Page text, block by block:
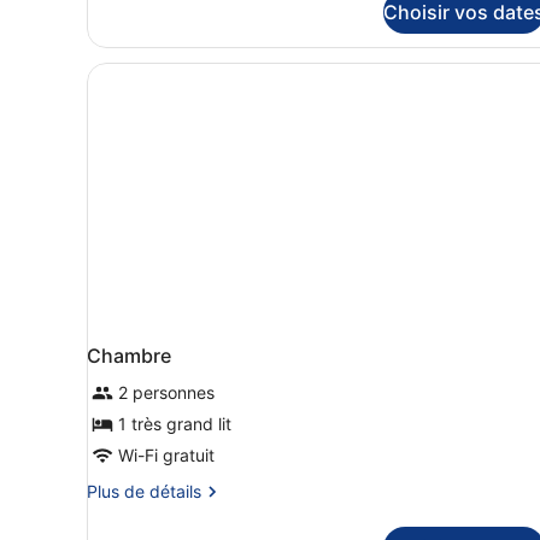
place
Choisir vos
Chambre
2 personnes
1 très grand lit
Wi-Fi gratuit
Plus de détails
Plus